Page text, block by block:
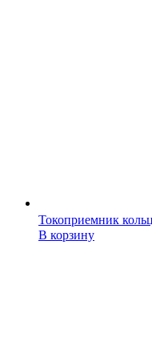
Токоприемник
В корзину